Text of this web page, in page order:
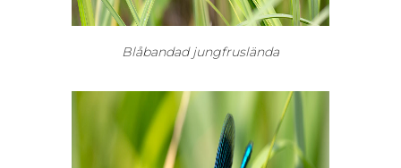
Blåbandad jungfruslända